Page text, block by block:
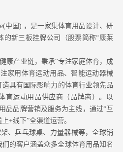
中国) ，是一家集体育用品设计、研
的新三板挂牌公司（股票简称“康莱
康产业链，秉承“专注家庭体育，成
家用体育运动用品、智能运动器械
具有国际影响力的体育行业领先品
育运动用品供应商（品牌商）。以
品品牌营销及服务为主线，通过“互
+线下”全渠道运营。
、乒乓球桌、力量器械等，全球销
们的客户涵盖众多全球体育用品知名